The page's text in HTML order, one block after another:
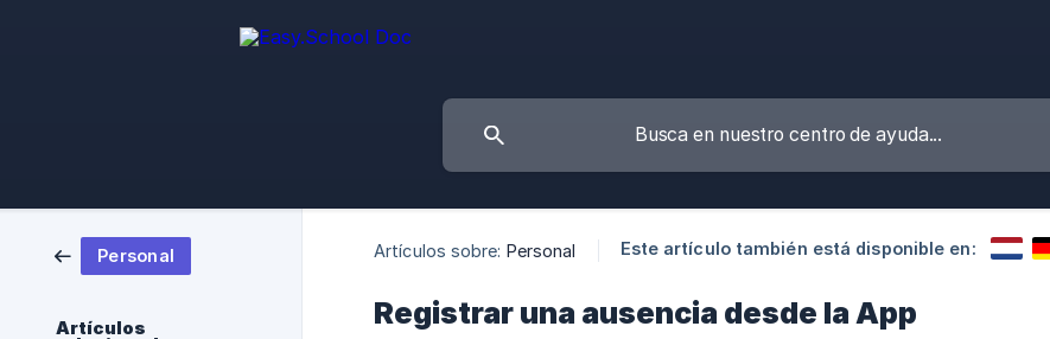
Personal
Artículos
Artículos sobre: Personal Este artículo también está disponible en:
Registrar una ausencia desde la App